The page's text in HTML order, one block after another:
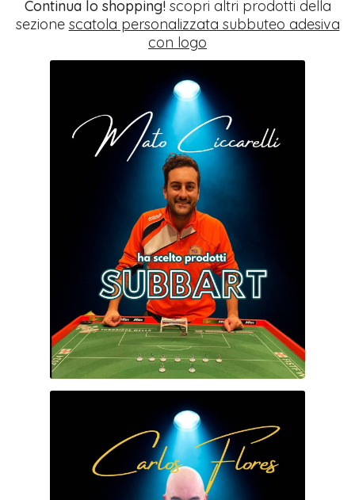
Continua lo shopping!scopri altri prodotti della
sezione scatola personalizzata subbuteo adesiva
con logo